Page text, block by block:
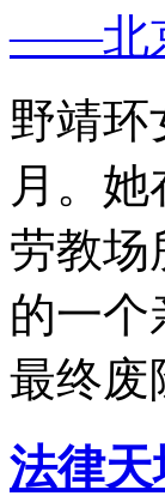
——北
野靖环
月。
劳教场
的一个
最终废
法律天